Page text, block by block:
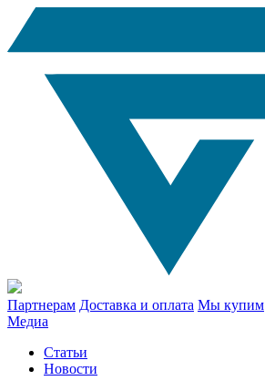
Партнерам Доставка и оплата Мы купим
Медиа
Статьи
Новости